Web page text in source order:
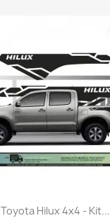
Toyota Hilux 4x4 - Kit...